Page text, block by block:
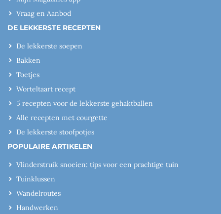
Vraag en Aanbod
DE LEKKERSTE RECEPTEN
De lekkerste soepen
Bakken
Toetjes
Worteltaart recept
5 recepten voor de lekkerste gehaktballen
Alle recepten met courgette
De lekkerste stoofpotjes
POPULAIRE ARTIKELEN
Vlinderstruik snoeien: tips voor een prachtige tuin
Tuinklussen
Wandelroutes
Handwerken